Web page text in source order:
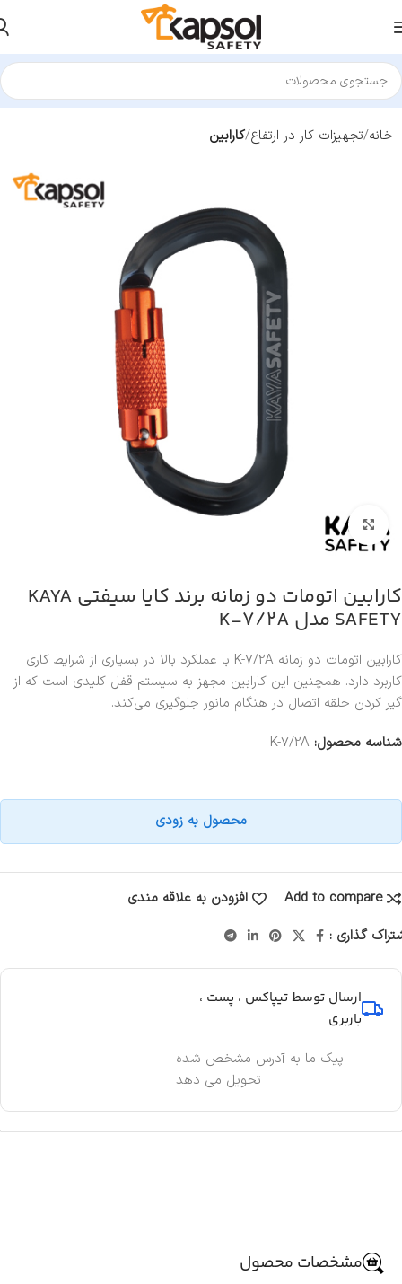
خانه تجهیزات کار در ارتفاع کارابین
بزرگنمایی تصویر
کارابین اتومات دو زمانه برند کایا سیفتی KAYA
SAFETY مدل K-7/2A
کارابین اتومات دو زمانه K-7/2A با عملکرد بالا در بسیاری از شرایط کاری
کاربرد دارد. همچنین این کارابین مجهز به سیستم قفل کلیدی است که از
گیر کردن حلقه اتصال در هنگام مانور جلوگیری می‌کند.
شناسه محصول: K-7/2A
محصول به زودی
Add to compare
افزودن به علاقه مندی
گذاری :
ارسال توسط تیپاکس ، پست ،
باربری
پیک ما به آدرس مشخص شده
تحویل می دهد
مشخصات محصول